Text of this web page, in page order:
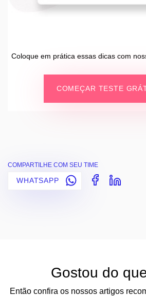
Coloque em prática essas dicas com
COMEÇAR TESTE
COMPARTILHE COM SEU TIME
WHATSAPP
Gostou do
Então confira os nossos artigos